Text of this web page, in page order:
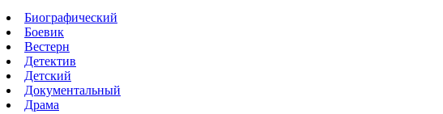
Биографический
Боевик
Вестерн
Детектив
Детский
Документальный
Драма